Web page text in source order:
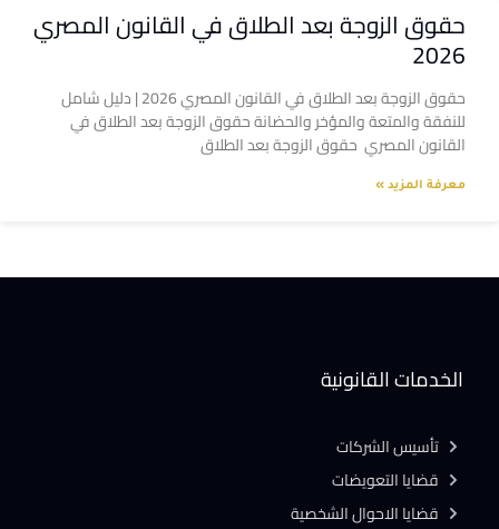
حقوق الزوجة بعد الطلاق في القانون المصري
2026
حقوق الزوجة بعد الطلاق في القانون المصري 2026 | دليل شامل
للنفقة والمتعة والمؤخر والحضانة حقوق الزوجة بعد الطلاق في
القانون المصري حقوق الزوجة بعد الطلاق
معرفة المزيد »
الخدمات القانونية
تأسيس الشركات
قضايا التعويضات
قضايا الاحوال الشخصية